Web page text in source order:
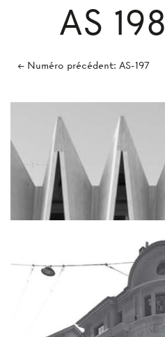
AS 198
← Numéro précédent: AS-197